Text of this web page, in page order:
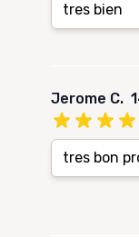
tres bien
Jerome C.
tres bon